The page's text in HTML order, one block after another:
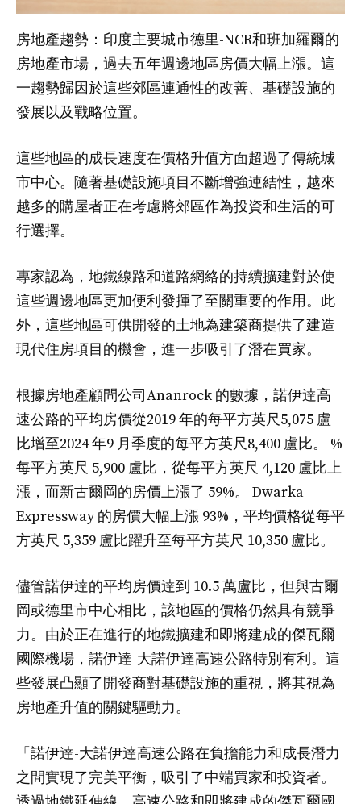
房地產趨勢：印度主要城市德里-NCR和班加羅爾的
房地產市場，過去五年週邊地區房價大幅上漲。這
一趨勢歸因於這些郊區連通性的改善、基礎設施的
發展以及戰略位置。
這些地區的成長速度在價格升值方面超過了傳統城
市中心。隨著基礎設施項目不斷增強連結性，越來
越多的購屋者正在考慮將郊區作為投資和生活的可
行選擇。
專家認為，地鐵線路和道路網絡的持續擴建對於使
這些週邊地區更加便利發揮了至關重要的作用。此
外，這些地區可供開發的土地為建築商提供了建造
現代住房項目的機會，進一步吸引了潛在買家。
根據房地產顧問公司Ananrock 的數據，諾伊達高
速公路的平均房價從2019 年的每平方英尺5,075 盧
比增至2024 年9 月季度的每平方英尺8,400 盧比。 %
每平方英尺 5,900 盧比，從每平方英尺 4,120 盧比上
漲，而新古爾岡的房價上漲了 59%。 Dwarka
Expressway 的房價大幅上漲 93%，平均價格從每平
方英尺 5,359 盧比躍升至每平方英尺 10,350 盧比。
儘管諾伊達的平均房價達到 10.5 萬盧比，但與古爾
岡或德里市中心相比，該地區的價格仍然具有競爭
力。由於正在進行的地鐵擴建和即將建成的傑瓦爾
國際機場，諾伊達-大諾伊達高速公路特別有利。這
些發展凸顯了開發商對基礎設施的重視，將其視為
房地產升值的關鍵驅動力。
「諾伊達-大諾伊達高速公路在負擔能力和成長潛力
之間實現了完美平衡，吸引了中端買家和投資者。